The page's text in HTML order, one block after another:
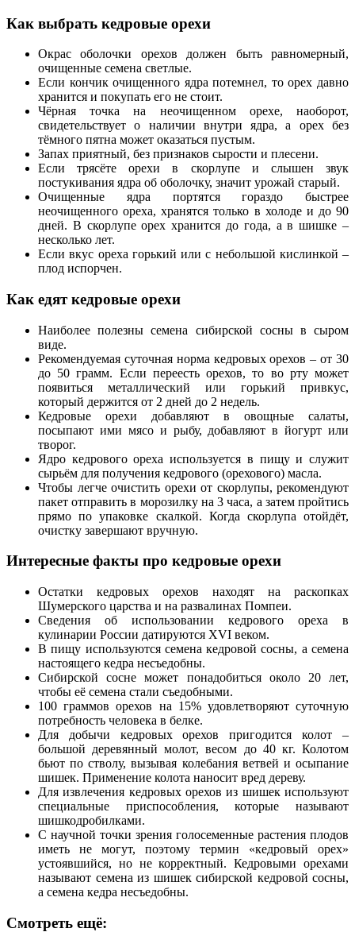
Как выбрать кедровые орехи
Окрас оболочки орехов должен быть равномерный,
очищенные семена светлые.
Если кончик очищенного ядра потемнел, то орех давно
хранится и покупать его не стоит.
Чёрная точка на неочищенном орехе, наоборот,
свидетельствует о наличии внутри ядра, а орех без
тёмного пятна может оказаться пустым.
Запах приятный, без признаков сырости и плесени.
Если трясёте орехи в скорлупе и слышен звук
постукивания ядра об оболочку, значит урожай старый.
Очищенные ядра портятся гораздо быстрее
неочищенного ореха, хранятся только в холоде и до 90
дней. В скорлупе орех хранится до года, а в шишке –
несколько лет.
Если вкус ореха горький или с небольшой кислинкой –
плод испорчен.
Как едят кедровые орехи
Наиболее полезны семена сибирской сосны в сыром
виде.
Рекомендуемая суточная норма кедровых орехов – от 30
до 50 грамм. Если переесть орехов, то во рту может
появиться металлический или горький привкус,
который держится от 2 дней до 2 недель.
Кедровые орехи добавляют в овощные салаты,
посыпают ими мясо и рыбу, добавляют в йогурт или
творог.
Ядро кедрового ореха используется в пищу и служит
сырьём для получения кедрового (орехового) масла.
Чтобы легче очистить орехи от скорлупы, рекомендуют
пакет отправить в морозилку на 3 часа, а затем пройтись
прямо по упаковке скалкой. Когда скорлупа отойдёт,
очистку завершают вручную.
Интересные факты про кедровые орехи
Остатки кедровых орехов находят на раскопках
Шумерского царства и на развалинах Помпеи.
Сведения об использовании кедрового ореха в
кулинарии России датируются XVI веком.
В пищу используются семена кедровой сосны, а семена
настоящего кедра несъедобны.
Сибирской сосне может понадобиться около 20 лет,
чтобы её семена стали съедобными.
100 граммов орехов на 15% удовлетворяют суточную
потребность человека в белке.
Для добычи кедровых орехов пригодится колот –
большой деревянный молот, весом до 40 кг. Колотом
бьют по стволу, вызывая колебания ветвей и осыпание
шишек. Применение колота наносит вред дереву.
Для извлечения кедровых орехов из шишек используют
специальные приспособления, которые называют
шишкодробилками.
С научной точки зрения голосеменные растения плодов
иметь не могут, поэтому термин «кедровый орех»
устоявшийся, но не корректный. Кедровыми орехами
называют семена из шишек сибирской кедровой сосны,
а семена кедра несъедобны.
Смотреть ещё: